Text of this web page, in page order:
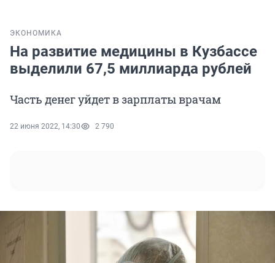
ЭКОНОМИКА
На развитие медицины в Кузбассе
выделили 67,5 миллиарда рублей
Часть денег уйдет в зарплаты врачам
22 июня 2022, 14:30 2 790